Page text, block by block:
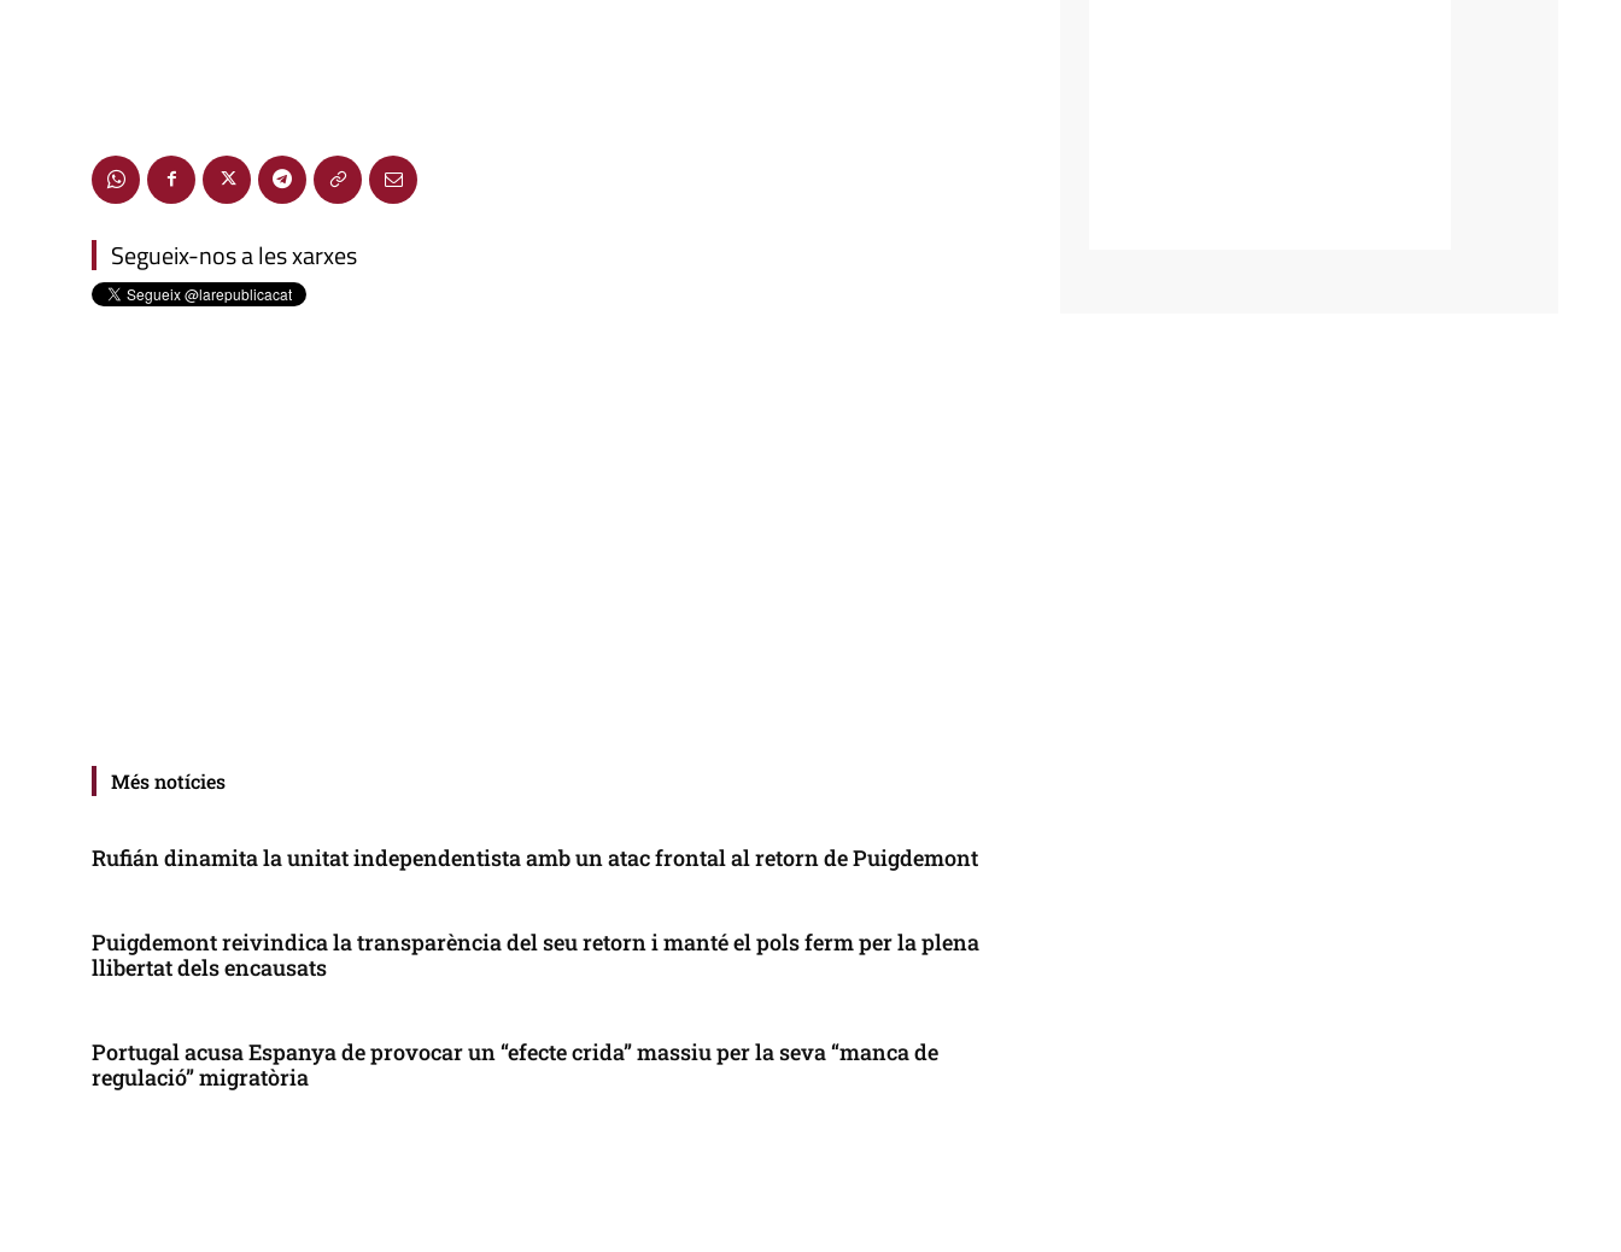
Segueix-nos a les xarxes
Més notícies
Rufián dinamita la unitat independentista amb un atac frontal al retorn de Puigdemont
Puigdemont reivindica la transparència del seu retorn i manté el pols ferm per la plena
llibertat dels encausats
Portugal acusa Espanya de provocar un “efecte crida” massiu per la seva “manca de
regulació” migratòria